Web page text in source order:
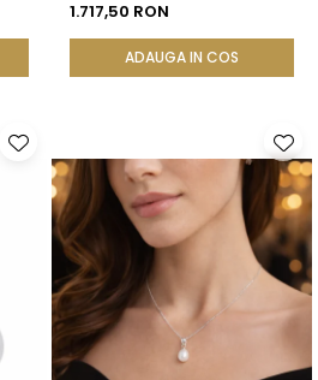
Argint 925, Perle Naturale
KASKADDA®
1.717,50 RON
ADAUGA IN COS